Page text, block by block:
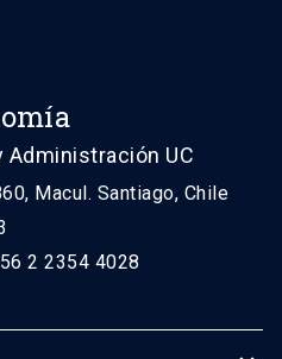
Administración UC
Macul. Santiago, Chile
2 2354 4028